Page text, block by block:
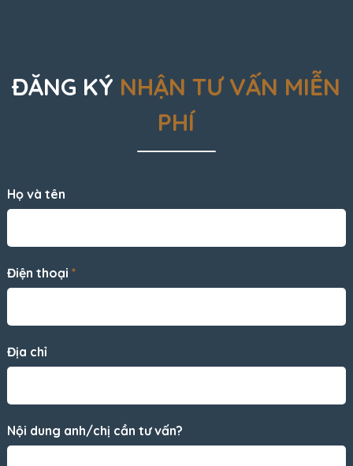
ĐĂNG KÝ NHẬN TƯ VẤN MIỄN
PHÍ
Họ và tên
Điện thoại *
Địa chỉ
Nội dung anh/chị cần tư vấn?